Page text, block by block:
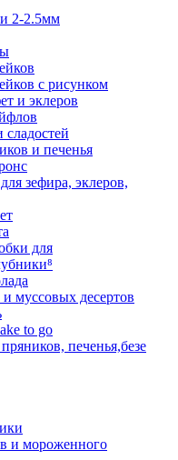
2-2.5мм
с рисунком
и эклеров
и печенья
зефира, эклеров,
для
муссовых десертов
to go
печенья,безе
и мороженного